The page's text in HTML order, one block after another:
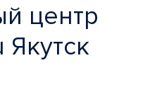
центр
Якутск